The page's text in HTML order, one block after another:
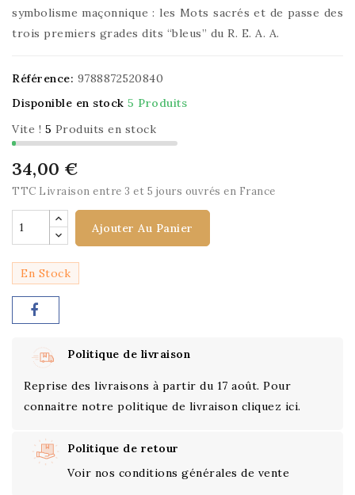
symbolisme maçonnique : les Mots sacrés et de passe des
trois premiers grades dits “bleus” du R. E. A. A.
Référence: 9788872520840
Disponible en stock 5 Produits
Vite ! 5 Produits en stock
34,00 €
TTC Livraison entre 3 et 5 jours ouvrés en France
Ajouter Au Panier
En Stock
Politique de livraison
Reprise des livraisons à partir du 17 août. Pour
connaitre notre politique de livraison cliquez ici.
Politique de retour
Voir nos conditions générales de vente